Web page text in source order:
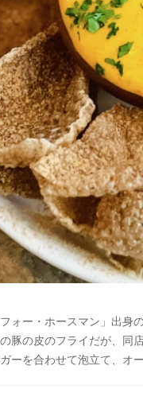
ォー・ホースマン」出
豚の皮のフライだが、
ーを合わせて泡立て、オ